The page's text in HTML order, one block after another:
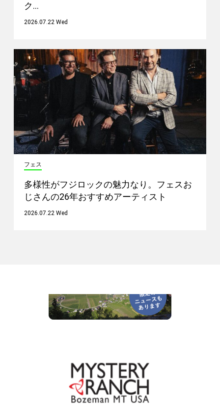
ク…
2026.07.22 Wed
フェス
多様性がフジロックの魅力なり。フェスお
じさんの26年おすすめアーティスト
2026.07.22 Wed